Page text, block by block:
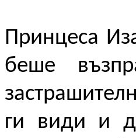
Принцеса
беше
ги види и